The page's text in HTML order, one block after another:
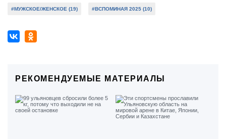
#МУЖСКОЕ/ЖЕНСКОЕ (19) #ВСПОМИНАЯ 2025 (10)
РЕКОМЕНДУЕМЫЕ МАТЕРИАЛЫ